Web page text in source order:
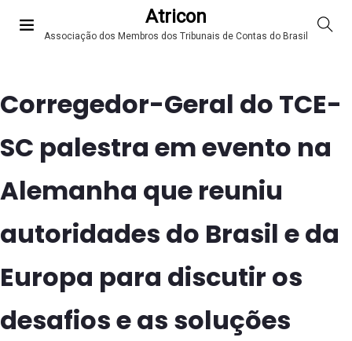
Atricon
Associação dos Membros dos Tribunais de Contas do Brasil
Corregedor-Geral do TCE-
SC palestra em evento na
Alemanha que reuniu
autoridades do Brasil e da
Europa para discutir os
desafios e as soluções